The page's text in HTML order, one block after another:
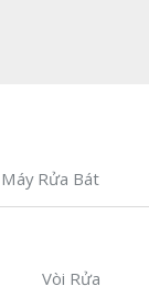
Máy Rửa Bát
Vòi Rửa